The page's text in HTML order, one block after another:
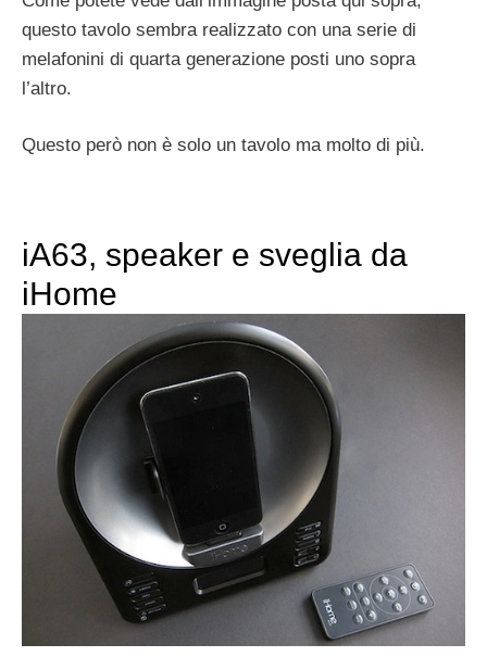
questo tavolo sembra realizzato con una serie di
melafonini di quarta generazione posti uno sopra
l’altro.
Questo però non è solo un tavolo ma molto di più.
iA63, speaker e sveglia da
iHome